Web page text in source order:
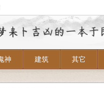
神 建筑 其它